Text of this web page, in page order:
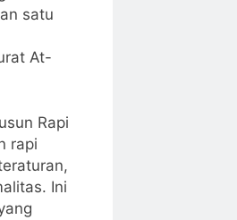
satu
At-
Rapi
rapi
Ini